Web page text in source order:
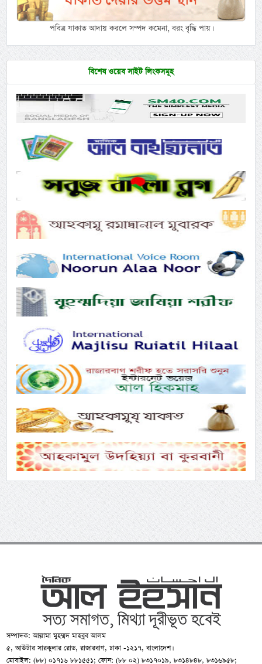
পবিত্র যাকাত আদায় করলে সম্পদ কমেনা, বরং বৃদ্ধি পায়।
বিশেষ ওয়েব সাইট লিংকসমূহ
সম্পাদক: আল্লামা মুহম্মদ মাহবুব আলম
৫, আউটার সারকুলার রোড, রাজারবাগ, ঢাকা -১২১৭, বাংলাদেশ।
মোবাইল: (৮৮) ০১৭১৬ ৮৮১৫৫১; ফোন: (৮৮ ০২) ৮৩১৭০১৯, ৮৩১৪৮৪৮, ৮৩১৬৯৫৮;